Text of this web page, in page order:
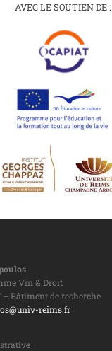
AVEC LE SOUTIEN DE :
Vin & Droit
– Bâtiment de recherche
reims.fr